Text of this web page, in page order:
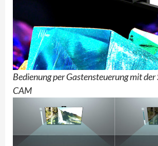
Bedienung per Gastensteuerung mit
CAM